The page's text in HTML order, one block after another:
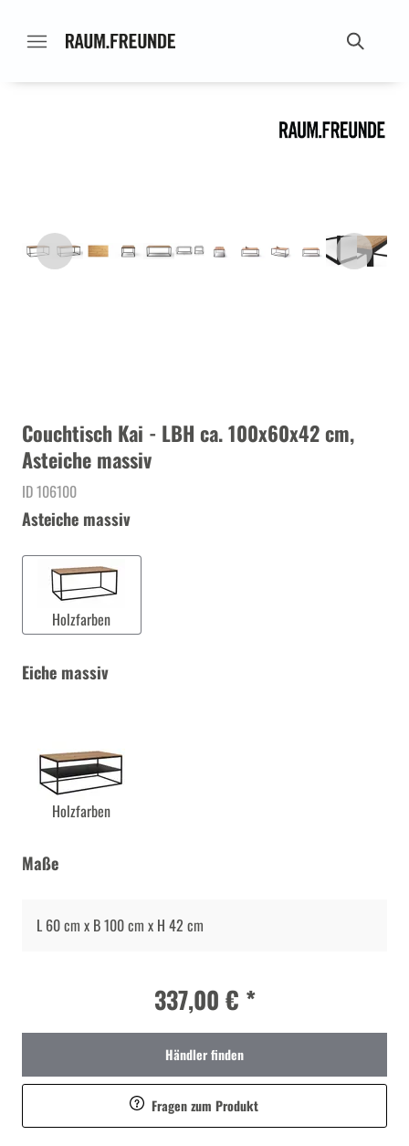
Couchtisch Kai - LBH ca. 100x60x42 cm,
Asteiche massiv
ID 106100
Asteiche massiv
Holzfarben
Eiche massiv
Holzfarben
Maße
L 60 cm x B 100 cm x H 42 cm
337,00 € *
Händler finden
Fragen zum Produkt